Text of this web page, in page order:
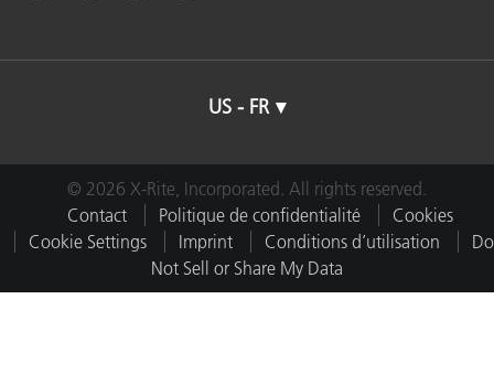
US - FR
© 2026 X-Rite, Incorporated. All rights reserved.
Contact
Politique de confidentialité
Cookies
Cookie Settings
Imprint Conditions d’utilisation
Do
Not Sell or Share My Data